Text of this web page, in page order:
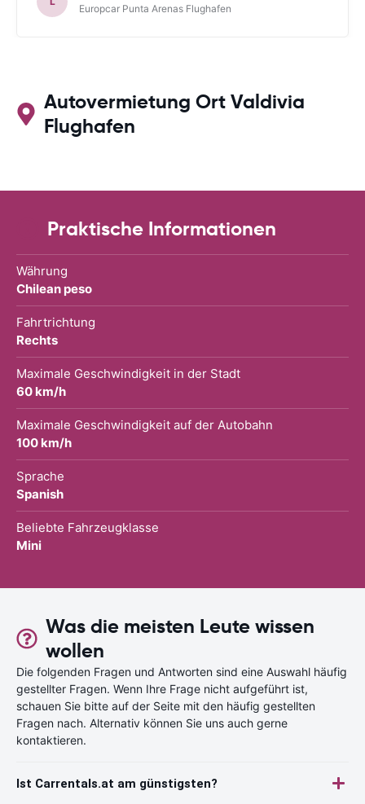
Europcar Punta Arenas Flughafen
Autovermietung Ort Valdivia
Flughafen
Praktische Informationen
Währung
Chilean peso
Fahrtrichtung
Rechts
Maximale Geschwindigkeit in der Stadt
60 km/h
Maximale Geschwindigkeit auf der Autobahn
100 km/h
Sprache
Spanish
Beliebte Fahrzeugklasse
Mini
Was die meisten Leute wissen
wollen
Die folgenden Fragen und Antworten sind eine Auswahl häufig
gestellter Fragen. Wenn Ihre Frage nicht aufgeführt ist,
schauen Sie bitte auf der Seite mit den häufig gestellten
Fragen nach. Alternativ können Sie uns auch gerne
kontaktieren.
Ist Carrentals.at am günstigsten?